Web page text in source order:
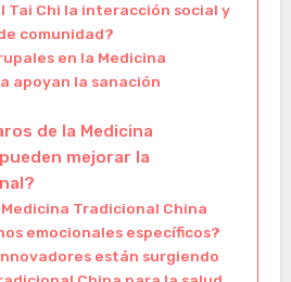
Tai Chi la interacción social y
comunidad?
en la Medicina
apoyan la sanación
de la Medicina
mejorar la
Tradicional China
emocionales específicos?
están surgiendo